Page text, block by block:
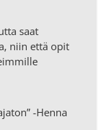
saat
niin että opit
-Henna